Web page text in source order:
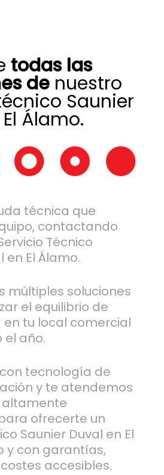
todas las
denuestro
Saunier
Álamo.
técnica que
contactando
Técnico
en El Álamo.
múltiples soluciones
el equilibrio de
tu local comercial
año.
tecnología de
y te atendemos
altamente
ofrecerte un
Saunier Duval en El
y con garantías,
accesibles.